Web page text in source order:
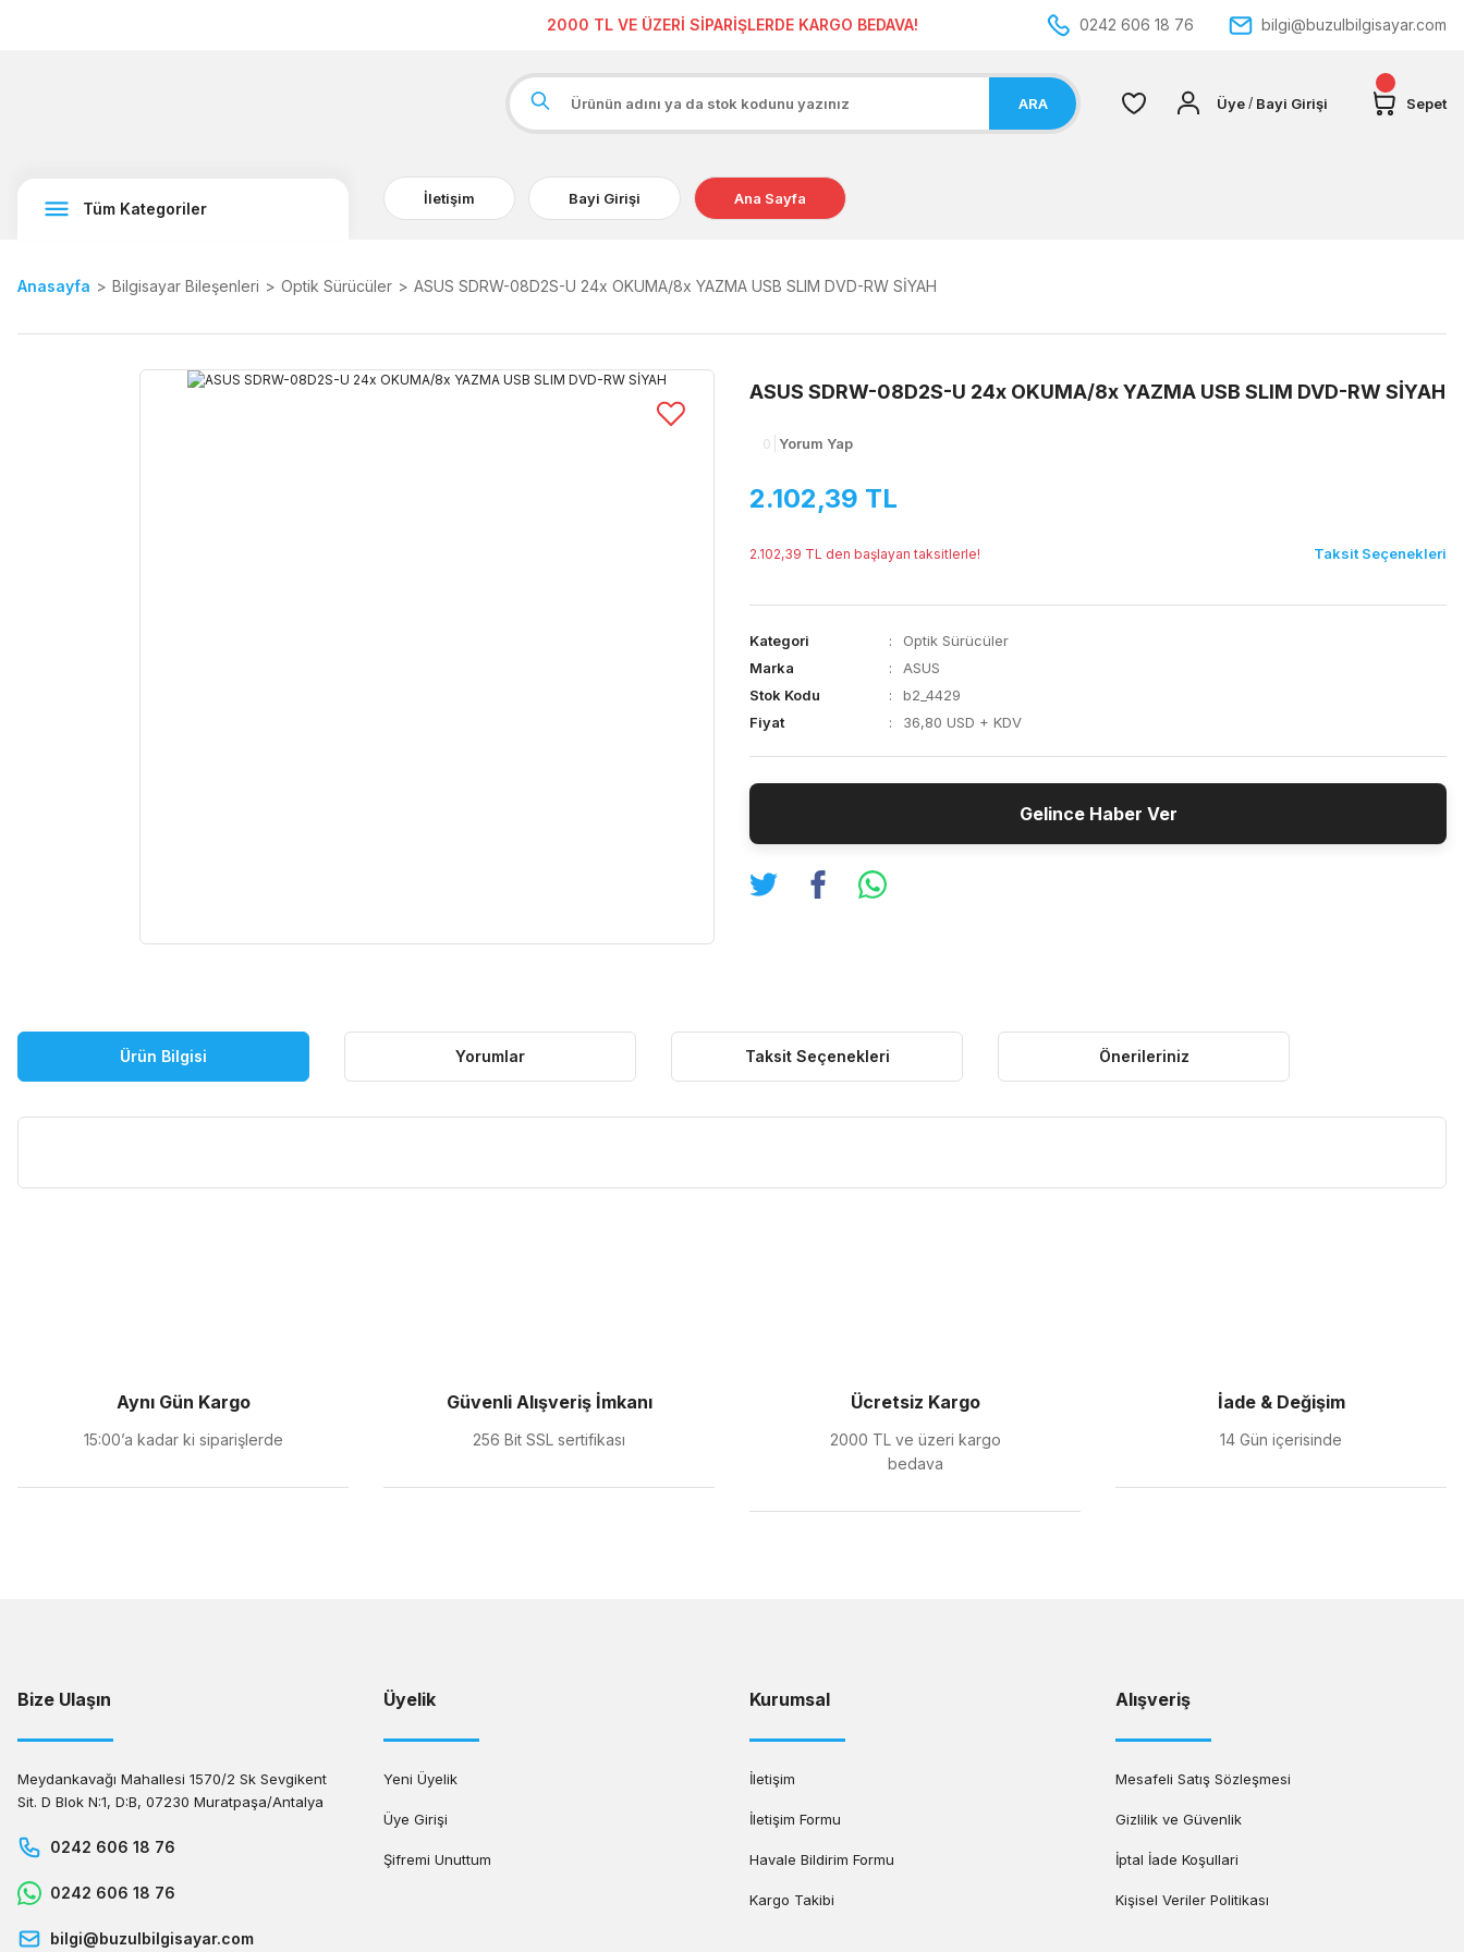
2000 TL VE ÜZERİ SİPARİŞLERDE KARGO BEDAVA! 0242 606 18 76 bilgi@buzulbilgisayar.com
ARA Üye / Bayi Girişi Sepet
Tüm Kategoriler
İletişim Bayi Girişi Ana Sayfa
Anasayfa Bilgisayar Bileşenleri Optik Sürücüler ASUS SDRW-08D2S-U 24x OKUMA/8x YAZMA USB SLIM DVD-RW SİYAH
ASUS SDRW-08D2S-U 24x OKUMA/8x YAZMA USB SLIM DVD-RW SİYAH
0 Yorum Yap
2.102,39 TL
2.102,39 TL den başlayan taksitlerle! Taksit Seçenekleri
Kategori
Optik Sürücüler
Marka
ASUS
Stok Kodu
b2_4429
Fiyat
36,80 USD + KDV
Gelince Haber Ver
Ürün Bilgisi Yorumlar Taksit Seçenekleri Önerileriniz
Ürün fiyatı diğer sitelerden daha pahalı.
Bu ürüne benzer farklı alternatifler olmalı.
Aynı Gün Kargo
15:00’a kadar ki siparişlerde
Güvenli Alışveriş İmkanı
256 Bit SSL sertifikası
Ücretsiz Kargo
2000 TL ve üzeri kargo
bedava
İade & Değişim
14 Gün içerisinde
Bize Ulaşın
Meydankavağı Mahallesi 1570/2 Sk Sevgikent
Sit. D Blok N:1, D:B, 07230 Muratpaşa/Antalya
0242 606 18 76
0242 606 18 76
bilgi@buzulbilgisayar.com
Üyelik
Yeni Üyelik
Üye Girişi
Şifremi Unuttum
Kurumsal
İletişim
İletişim Formu
Havale Bildirim Formu
Kargo Takibi
Alışveriş
Mesafeli Satış Sözleşmesi
Gizlilik ve Güvenlik
İptal İade Koşullari
Kişisel Veriler Politikası